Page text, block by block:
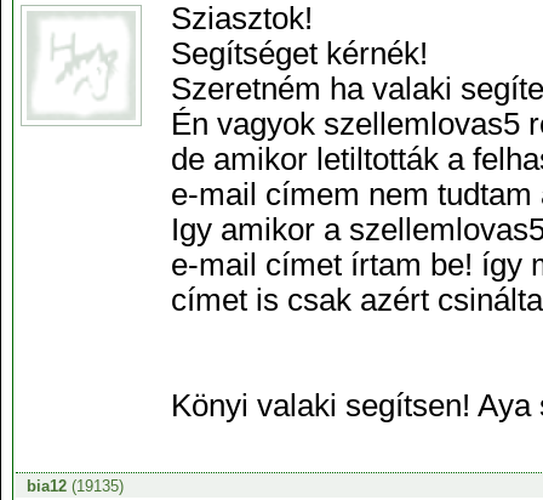
Sziasztok!
Segítséget kérnék!
Szeretném ha valaki
Én vagyok szellemlovas5
de amikor letiltották a
e-mail címem nem tudtam
Igy amikor a
e-mail címet írtam be! így
címet is csak azért
Könyi valaki segítsen! Aya
bia12(19135)